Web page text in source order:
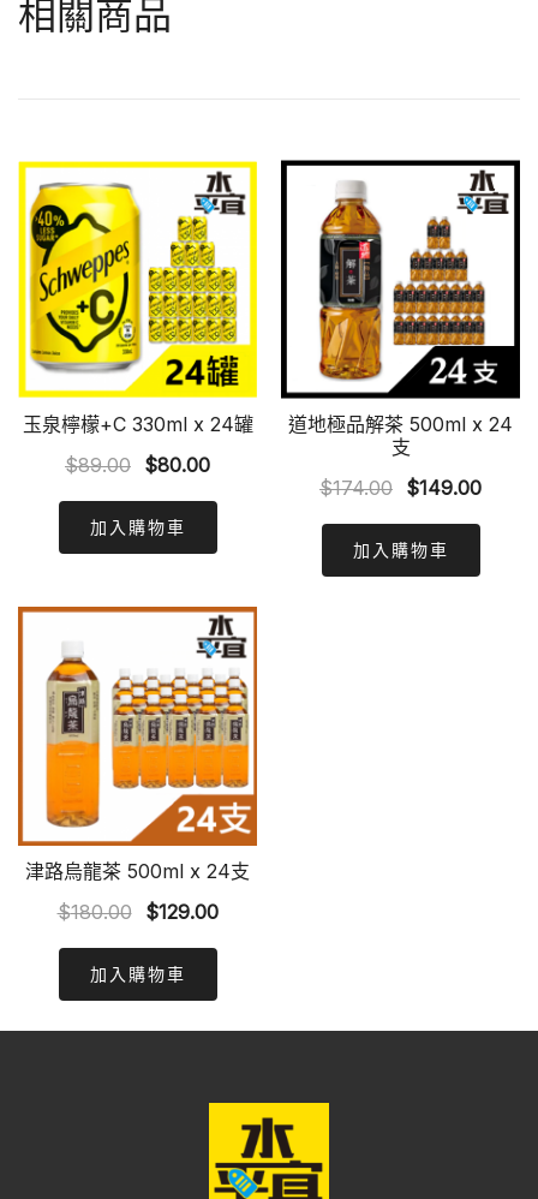
相關商品
玉泉檸檬+C 330ml x 24罐
$89.00 Original
was:
$89.00.
$80.00Current
$80.00.
加入購物車
道地極品解茶 500ml x 24
支
$174.00 Original
was:
$174.00.
$149.00
加入購物車
津路烏龍茶 500ml x 24支
$180.00
Original
was:
$180.00.
$129.00Current
$129.00.
加入購物車